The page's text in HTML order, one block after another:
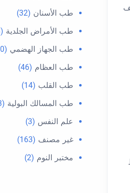
طب الأسنان (32)
طب الأمراض الجلدية (23)
طب الجهاز الهضمي (60)
طب العظام (46)
طب القلب (14)
طب المسالك البولية (63)
علم النفس (3)
غير مصنف (163)
مختبر النوم (2)